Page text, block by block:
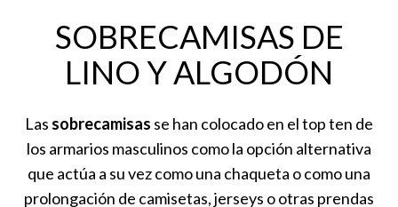
SOBRECAMISAS DE
LINO Y ALGODÓN
Las sobrecamisas se han colocado en el top ten de
los armarios masculinos como la opción alternativa
que actúa a su vez como una chaqueta o como una
prolongación de camisetas, jerseys o otras prendas